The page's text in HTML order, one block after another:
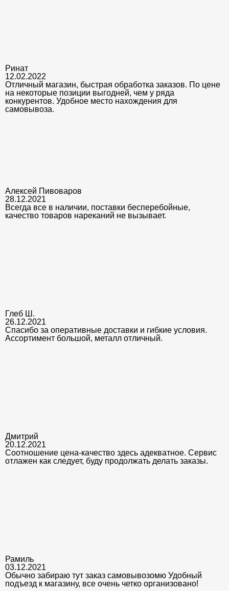
Ринат
12.02.2022
Отличный магазин, быстрая обработка заказов. По цене
на некоторые позиции выгодней, чем у ряда
конкурентов. Удобное место нахождения для
самовывоза.
Алексей Пивоваров
28.12.2021
Всегда все в наличии, поставки бесперебойные,
качество товаров нареканий не вызывает.
Глеб Ш.
26.12.2021
Спасибо за оперативные доставки и гибкие условия.
Ассортимент большой, металл отличный.
Дмитрий
20.12.2021
Соотношение цена-качество здесь адекватное. Сервис
отлажен как следует, буду продолжать делать заказы.
Рамиль
03.12.2021
Обычно забираю тут заказ самовывозомю Удобный
подъезд к магазину, все очень четко организовано!